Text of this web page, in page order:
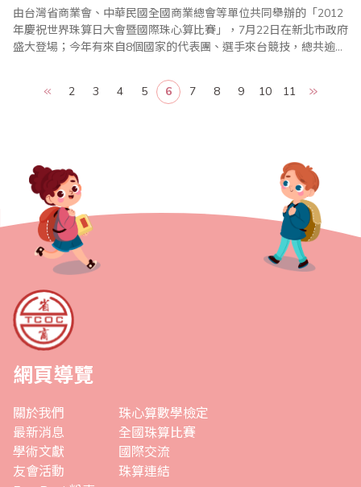
由台灣省商業會、中華民國全國商業總會等單位共同舉辦的「2012
年慶祝世界珠算日大會暨國際珠心算比賽」，7月22日在新北市政府
盛大登場；今年有來自8個國家的代表團、選手來台競技，總共逾
長葉宗義(見左圖)致詞強調，珠算已成為每個人終身學習的有效工
具，省商會計畫進一步推動成立「台灣珠心算千人俱樂部」，以老
2 3 4 5 6 7 8 9 10 11
網頁導覽
關於我們
最新消息
學術文獻
友會活動
珠心算數學檢定
全國珠算比賽
國際交流
珠算連結